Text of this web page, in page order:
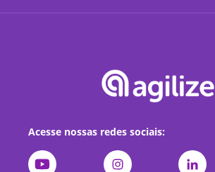
Acesse nossas redes sociais: